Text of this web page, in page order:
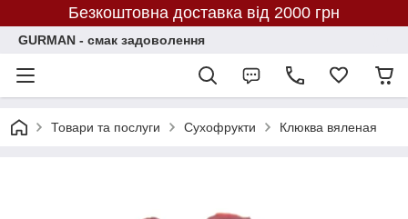
Безкоштовна доставка від 2000 грн
GURMAN - смак задоволення
Товари та послуги Сухофрукти Клюква вяленая